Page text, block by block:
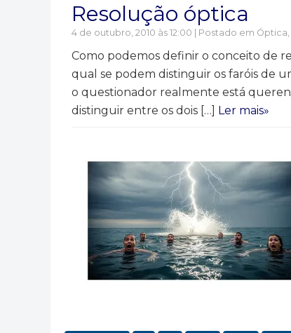
Resolução óptica
4 de outubro, 2010 às 12:00 | Postado em Óptica,
Como podemos definir o conceito de
qual se podem distinguir os faróis de
o questionador realmente está
distinguir entre os dois […] Ler mais»